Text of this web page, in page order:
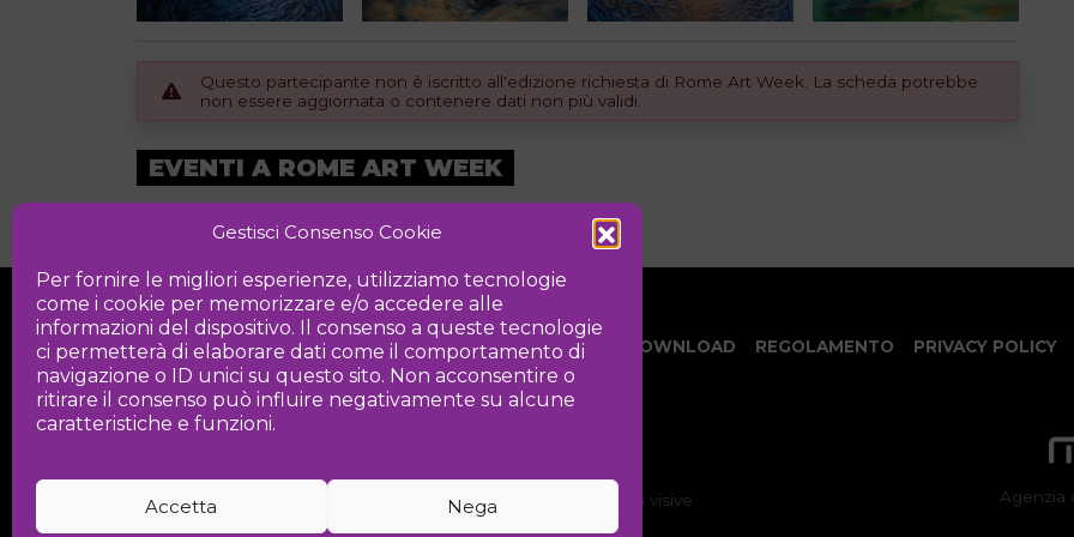
Gestisci Consenso Cookie
Per fornire le migliori esperienze, utilizziamo tecnologie
come i cookie per memorizzare e/o accedere alle
informazioni del dispositivo. Il consenso a queste tecnologie
ci permetterà di elaborare dati come il comportamento di
navigazione o ID unici su questo sito. Non acconsentire o
ritirare il consenso può influire negativamente su alcune
caratteristiche e funzioni.
Accetta Nega
Questo partecipante non è iscritto all'edizione richiesta di Rome Art Week. La scheda potrebbe
non essere aggiornata o contenere dati non più validi.
EVENTI A ROME ART WEEK
Eventi delle edizioni precedenti
NOTIZIE DOWNLOAD REGOLAMENTO PRIVACY POLICY
Iniziativa
Associazione culturale per la promozione delle arti visive Agenzia